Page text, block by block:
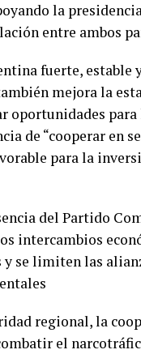
la
entre ambos
fuerte, estable
mejora la
oportunidades para
de “cooperar en
para la
del Partido
intercambios
se limiten las
regional, la
el